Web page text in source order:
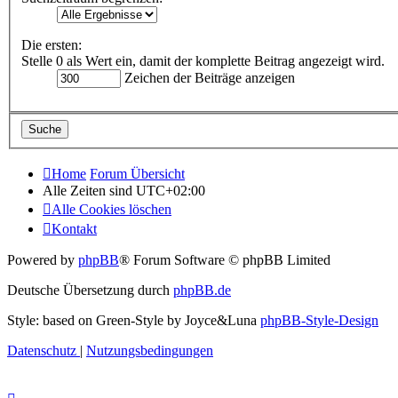
Die ersten:
Stelle 0 als Wert ein, damit der komplette Beitrag angezeigt wird.
Zeichen der Beiträge anzeigen
Home Forum Übersicht
Alle Zeiten sind UTC+02:00
Alle Cookies löschen
Kontakt
Powered by phpBB® Forum Software © phpBB Limited
Deutsche Übersetzung durch phpBB.de
Style: based on Green-Style by Joyce&Luna phpBB-Style-Design
Datenschutz | Nutzungsbedingungen